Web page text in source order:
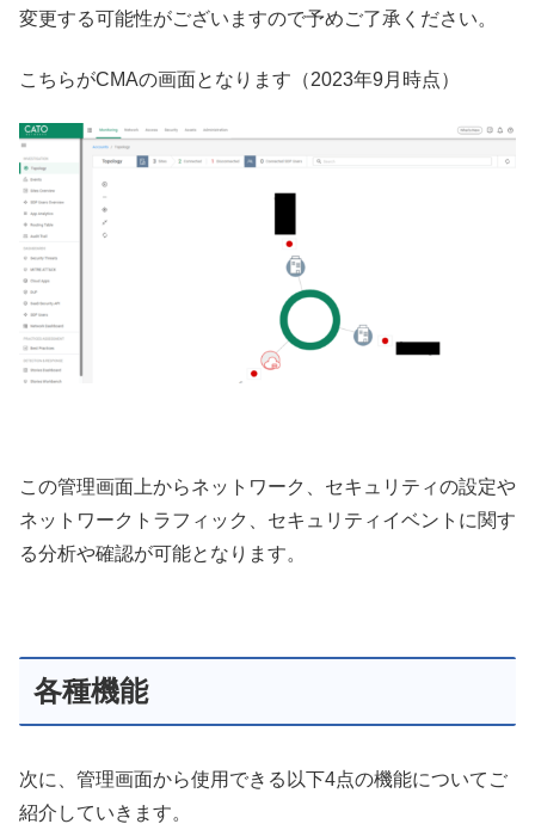
変更する可能性がございますので予めご了承ください。
こちらがCMAの画面となります（2023年9月時点）
この管理画面上からネットワーク、セキュリティの設定や
ネットワークトラフィック、セキュリティイベントに関す
る分析や確認が可能となります。
各種機能
次に、管理画面から使用できる以下4点の機能についてご
紹介していきます。